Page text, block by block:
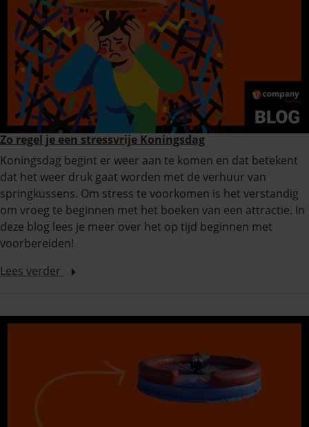
Zo regel je een stressvrije Koningsdag
Koningsdag begint er weer aan te komen en dat betekent
dat het weer druk gaat worden met de verhuur van
springkussens. Om stress te voorkomen is het verstandig
om vroeg te beginnen met het boeken van een attractie. In
deze blog lees je meer over het op tijd beginnen met
voorbereiden!
Lees verder